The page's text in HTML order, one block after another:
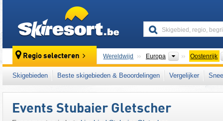
Regio selecteren Wereldwijd Europa Continenten
Oostenrijk
Dit skigebied ligt ook in: 5 Tiroolse gletsjers
Tiroler Alpen centrale
oostelijk deel van de Alpen, Alpen, West-
Skigebieden Beste skigebieden & Beoordelingen Vergelijker
Events Stubaier Gletscher